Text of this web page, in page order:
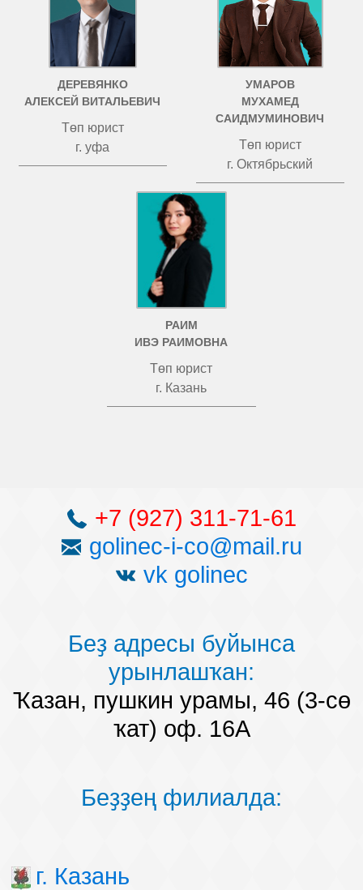
ДЕРЕВЯНКО
АЛЕКСЕЙ ВИТАЛЬЕВИЧ
Төп юрист
г. уфа
УМАРОВ
МУХАМЕД
САИДМУМИНОВИЧ
Төп юрист
г. Октябрьский
РАИМ
ИВЭ РАИМОВНА
Төп юрист
г. Казань
+7 (927) 311-71-61
golinec-i-co@mail.ru
vk golinec
Беҙ адресы буйынса
урынлашҡан:
Ҡазан, пушкин урамы, 46 (3-сө
ҡат) оф. 16А
Беҙҙең филиалда:
г. Казань